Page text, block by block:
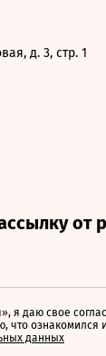
д. 3, стр. 1
я даю свое
что ознакомился
данных